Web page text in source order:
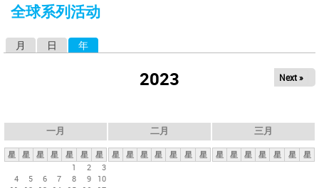
这
全球系列活动
月 日 年
2023 Next »
一月
星 星 星 星 星 星
星
1
2
3
4
5 6 7 8 9
10
二月
星 星 星 星 星 星 星
三月
星 星 星 星 星 星 星